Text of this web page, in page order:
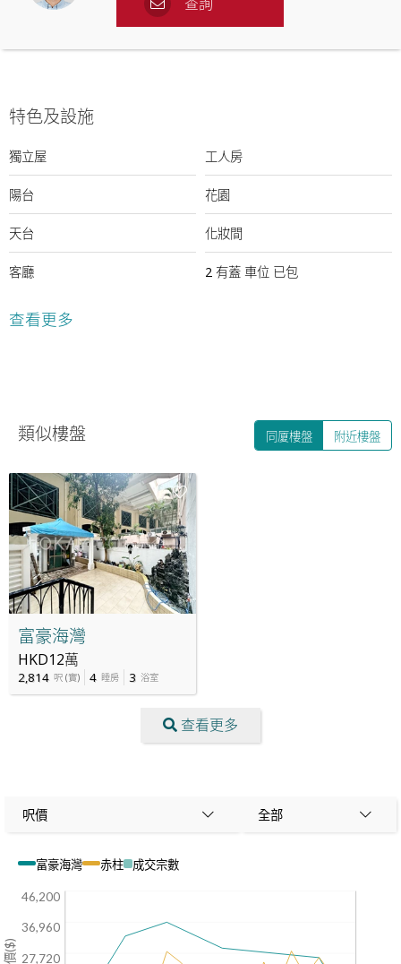
特色及設施
獨立屋 工人房
陽台 花園
天台 化妝間
客廳 2 有蓋 車位 已包
23 年
24小時保安
查看更多
類似樓盤 同厦樓盤 附近樓盤
富豪海灣
HKD12萬
2,814 呎 (實) 4 睡房 3 浴室
查看更多
呎價 全部
富豪海灣 赤柱 成交宗數
46,200
36,960
27,720